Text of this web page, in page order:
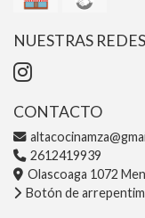
NUESTRAS
CONTACTO
2612419939
Olascoaga 1072
Botón de